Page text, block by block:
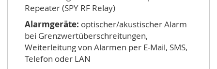
Repeater (SPY RF Relay)
Alarmgeräte: optischer/akustischer Alarm
bei Grenzwertüberschreitungen,
Weiterleitung von Alarmen per E-Mail, SMS,
Telefon oder LAN